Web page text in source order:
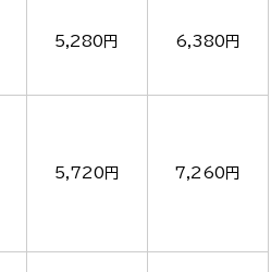
5,280円 6,380円
5,720円 7,260円